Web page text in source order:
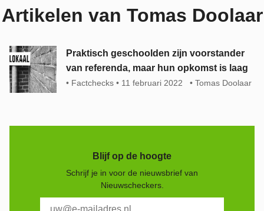
Artikelen van Tomas Doolaar
Praktisch geschoolden zijn voorstander
van referenda, maar hun opkomst is laag
Factchecks 11 februari 2022 Tomas Doolaar
Blijf op de hoogte
Schrijf je in voor de nieuwsbrief van
Nieuwscheckers.